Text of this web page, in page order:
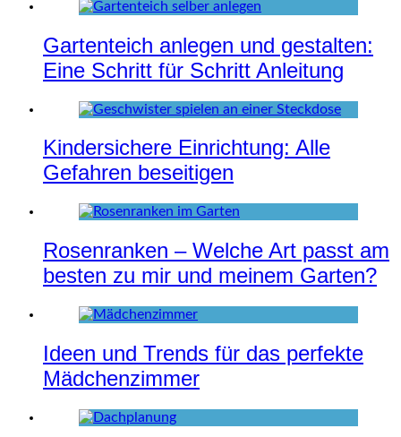
Gartenteich anlegen und gestalten:
Eine Schritt für Schritt Anleitung
Kindersichere Einrichtung: Alle
Gefahren beseitigen
Rosenranken – Welche Art passt am
besten zu mir und meinem Garten?
Ideen und Trends für das perfekte
Mädchenzimmer